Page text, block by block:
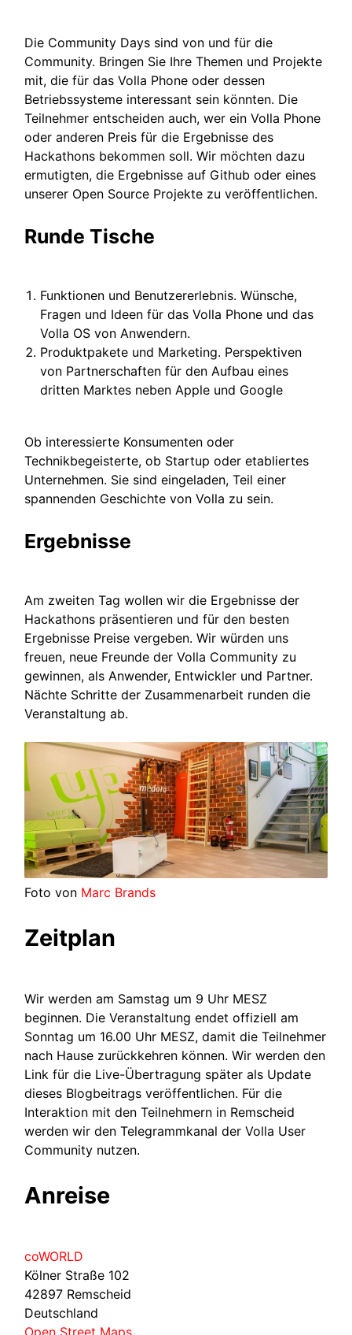
Die Community Days sind von und für die
Community. Bringen Sie Ihre Themen und Projekte
mit, die für das Volla Phone oder dessen
Betriebssysteme interessant sein könnten. Die
Teilnehmer entscheiden auch, wer ein Volla Phone
oder anderen Preis für die Ergebnisse des
Hackathons bekommen soll. Wir möchten dazu
ermutigten, die Ergebnisse auf Github oder eines
unserer Open Source Projekte zu veröffentlichen.
Runde Tische
Funktionen und Benutzererlebnis. Wünsche,
Fragen und Ideen für das Volla Phone und das
Volla OS von Anwendern.
Produktpakete und Marketing. Perspektiven
von Partnerschaften für den Aufbau eines
dritten Marktes neben Apple und Google
Ob interessierte Konsumenten oder
Technikbegeisterte, ob Startup oder etabliertes
Unternehmen. Sie sind eingeladen, Teil einer
spannenden Geschichte von Volla zu sein.
Ergebnisse
Am zweiten Tag wollen wir die Ergebnisse der
Hackathons präsentieren und für den besten
Ergebnisse Preise vergeben. Wir würden uns
freuen, neue Freunde der Volla Community zu
gewinnen, als Anwender, Entwickler und Partner.
Nächte Schritte der Zusammenarbeit runden die
Veranstaltung ab.
Foto von Marc Brands
Zeitplan
Wir werden am Samstag um 9 Uhr MESZ
beginnen. Die Veranstaltung endet offiziell am
Sonntag um 16.00 Uhr MESZ, damit die Teilnehmer
nach Hause zurückkehren können. Wir werden den
Link für die Live-Übertragung später als Update
dieses Blogbeitrags veröffentlichen. Für die
Interaktion mit den Teilnehmern in Remscheid
werden wir den Telegrammkanal der Volla User
Community nutzen.
Anreise
coWORLD
Kölner Straße 102
42897 Remscheid
Deutschland